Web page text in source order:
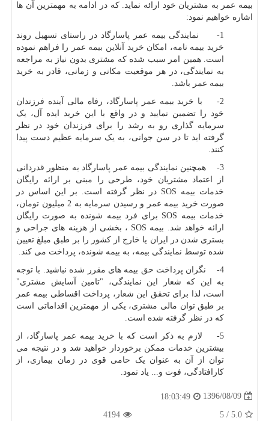
بیمه عمر به مشتریان خود ارائه نماید. که در ادامه به مهمترین آن ها
اشاره خواهیم نمود:
1- نمایندگی بیمه عمر پاسارگاد در راستای تسهیل روند
خرید بیمه نامه، امکان خرید آنلاین بیمه عمر
را فراهم نموده
است. همین امر سبب شده که مشتری بدون نیاز به مراجعه
به نمایندگی، در هر موقعیت مکانی و زمانی، قادر به خرید
بیمه عمر باشد.
2- با خرید بیمه عمر پاسارگاد، رفاه مالی آینده فرزندان
خود را تضمین نمایید و در واقع با این خرید ایده آل، یک
سرمایه گذاری رو به رشد را برای فرزندان خود در نظر
گرفته اید تا در سن جوانی، به یک سرمایه عظیم دست پیدا
کنند.
3- همچنین نمایندگی بیمه عمر پاسارگاد به منظور قدردانی
از اعتماد مشتریان خود، طرحی را مبنی بر ارائه رایگان
خدمات بیمه SOS در نظر گرفته است. بر این اساس در
صورت خرید بیمه عمر و رسیدن سرمایه به 2 میلیون تومان،
خدمات بیمه SOS برای فرد بیمه شونده به صورت رایگان
ارائه خواهد شد. بیمه SOS ، بخشی از هزینه های جراحی و
بستری شدن در ایران یا خارج از کشور را بر طبق مبلغ تعیین
شده توسط نمایندگی بیمه، به بیمه شونده، پرداخت می کند.
4- نگران پرداخت حق بیمه های مقرر شده نباشید. با توجه
به این که شعار این نمایندگی، "تامین آسایش مشتری"
است، لذا برای تحقق این شعار، پرداخت اقساطی بیمه عمر
بر طبق توان مالی مشتری، یکی از مهمترین اقداماتی است
که در نظر گرفته شده است.
5- لازم به ذکر است که با خرید بیمه عمر پاسارگاد، از
بیشترین خدمات ممکن برخوردار خواهید شد و در نتیجه می
توان از آن به عنوان یک حامی قوی در زمان بیماری، از
کارافتادگی، فوت و... یاد نمود.
1396/08/09
18:03:49
5.0
/
5
4194